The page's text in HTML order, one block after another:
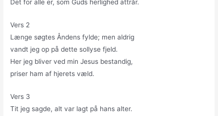
Det for alle er, som Guds herlighed attrår.
Vers 2
Længe søgtes Åndens fylde; men aldrig
vandt jeg op på dette sollyse fjeld.
Her jeg bliver ved min Jesus bestandig,
priser ham af hjerets væld.
Vers 3
Tit jeg sagde, alt var lagt på hans alter.